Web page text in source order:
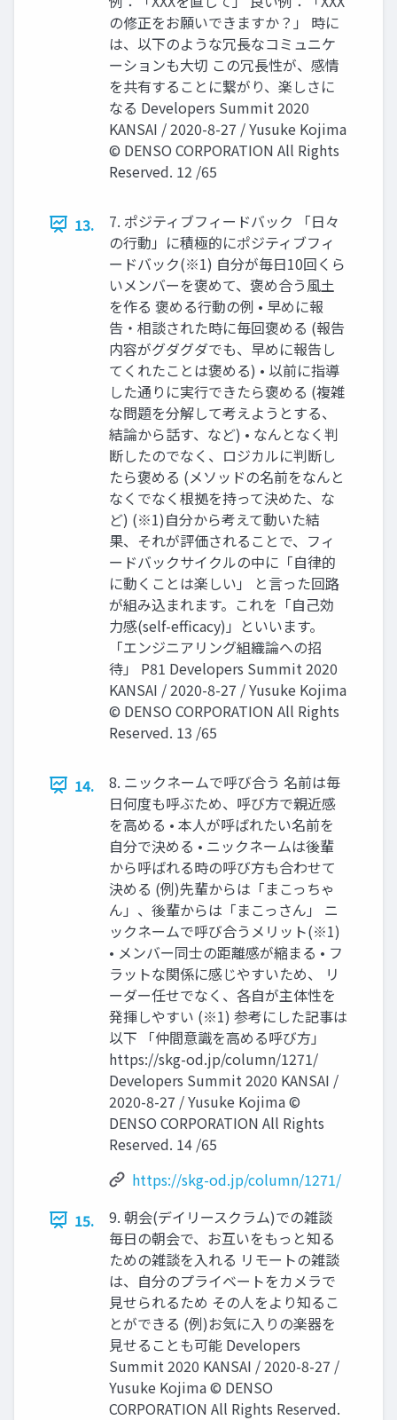
の修正をお願いできますか？」 時に
は、以下のような冗長なコミュニケ
ーションも大切 この冗長性が、感情
を共有することに繋がり、楽しさに
なる Developers Summit 2020
KANSAI / 2020-8-27 / Yusuke Kojima
© DENSO CORPORATION All Rights
Reserved. 12 /65
13.
7. ポジティブフィードバック 「日々
の行動」に積極的にポジティブフィ
ードバック(※1) 自分が毎日10回くら
いメンバーを褒めて、褒め合う風土
を作る 褒める行動の例 • 早めに報
告・相談された時に毎回褒める (報告
内容がグダグダでも、早めに報告し
てくれたことは褒める) • 以前に指導
した通りに実行できたら褒める (複雑
な問題を分解して考えようとする、
結論から話す、など) • なんとなく判
断したのでなく、ロジカルに判断し
たら褒める (メソッドの名前をなんと
なくでなく根拠を持って決めた、な
ど) (※1)自分から考えて動いた結
果、それが評価されることで、フィ
ードバックサイクルの中に「自律的
に動くことは楽しい」 と言った回路
が組み込まれます。これを「自己効
力感(self-efficacy)」といいます。
「エンジニアリング組織論への招
待」 P81 Developers Summit 2020
KANSAI / 2020-8-27 / Yusuke Kojima
© DENSO CORPORATION All Rights
Reserved. 13 /65
14.
8. ニックネームで呼び合う 名前は毎
日何度も呼ぶため、呼び方で親近感
を高める • 本人が呼ばれたい名前を
自分で決める • ニックネームは後輩
から呼ばれる時の呼び方も合わせて
決める (例)先輩からは「まこっちゃ
ん」、後輩からは「まこっさん」 ニ
ックネームで呼び合うメリット(※1)
• メンバー同士の距離感が縮まる • フ
ラットな関係に感じやすいため、 リ
ーダー任せでなく、各自が主体性を
発揮しやすい (※1) 参考にした記事は
以下 「仲間意識を高める呼び方」
https://skg-od.jp/column/1271/
Developers Summit 2020 KANSAI /
2020-8-27 / Yusuke Kojima ©
DENSO CORPORATION All Rights
Reserved. 14 /65
https://skg-od.jp/column/1271/
15.
9. 朝会(デイリースクラム)での雑談
毎日の朝会で、お互いをもっと知る
ための雑談を入れる リモートの雑談
は、自分のプライベートをカメラで
見せられるため その人をより知るこ
とができる (例)お気に入りの楽器を
見せることも可能 Developers
Summit 2020 KANSAI / 2020-8-27 /
Yusuke Kojima © DENSO
CORPORATION All Rights Reserved.